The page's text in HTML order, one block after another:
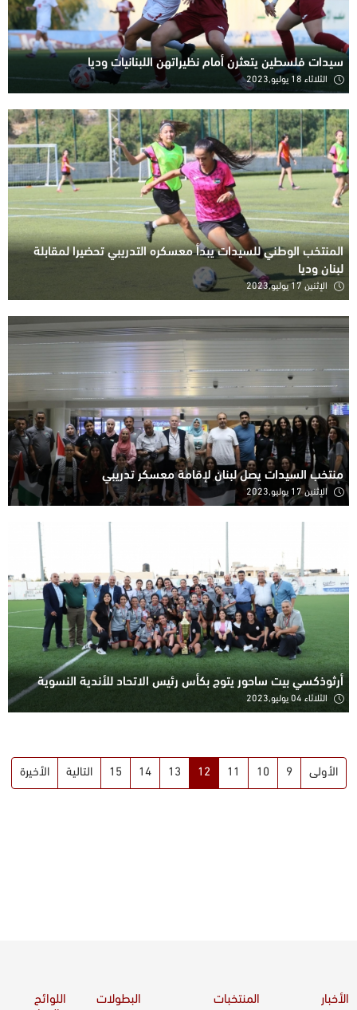
سيدات فلسطين يتعثرن أمام نظيراتهن اللبنانيات وديا
الثلاثاء 18 يوليو,2023
المنتخب الوطني للسيدات يبدأ معسكره التدريبي تحضيرا لمقابلة
لبنان وديا
الإثنين 17 يوليو,2023
منتخب السيدات يصل لبنان لإقامة معسكر تدريبي
الإثنين 17 يوليو,2023
أرثوذكسي بيت ساحور يتوج بكأس رئيس الاتحاد للأندية النسوية
الثلاثاء 04 يوليو,2023
الأولى 9
10
11
12
13
14
15 التالية الأخيرة
الأخبار المنتخبات البطولات
اللوائح